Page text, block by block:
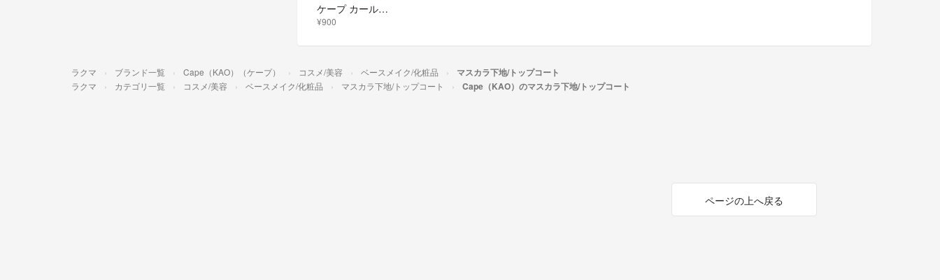
ケープ カールロック マスカラ下地 クリアブラック
¥900
ラクマ ブランド一覧 Cape（KAO）（ケープ） コスメ/美容 ベースメイク/化粧品 マスカラ下地/トップコート
ラクマ カテゴリ一覧 コスメ/美容 ベースメイク/化粧品 マスカラ下地/トップコート Cape（KAO）のマスカラ下地/トップコート
ページの上へ戻る